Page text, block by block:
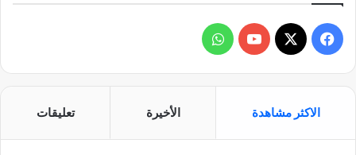
ي
X
Y
ا
الاكثر مشاهدة الأخيرة تعليقات